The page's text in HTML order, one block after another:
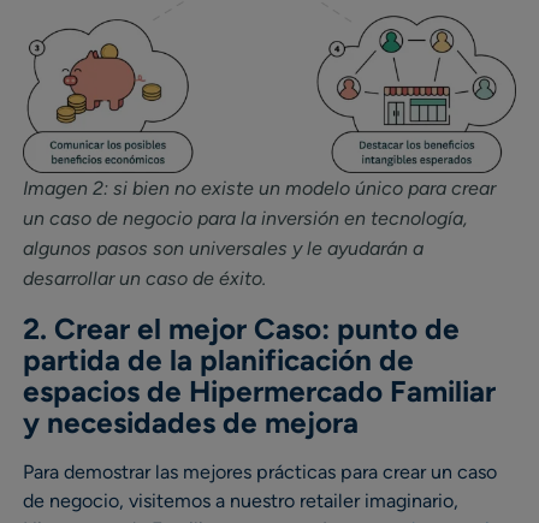
Imagen 2: si bien no existe un modelo único para crear
un caso de negocio para la inversión en tecnología,
algunos pasos son universales y le ayudarán a
desarrollar un caso de éxito.
2. Crear el mejor Caso: punto de
partida de la planificación de
espacios de Hipermercado Familiar
y necesidades de mejora
Para demostrar las mejores prácticas para crear un caso
de negocio, visitemos a nuestro retailer imaginario,